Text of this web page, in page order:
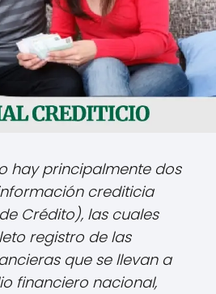
hay principalmente dos
crediticia
Crédito), las cuales
registro de las
que se llevan a
financiero nacional,